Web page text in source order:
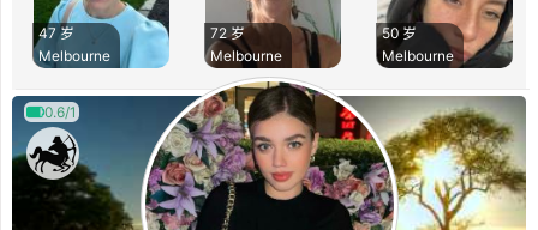
47 岁
Melbourne
72 岁
Melbourne
50 岁
Melbourne
0.6/1